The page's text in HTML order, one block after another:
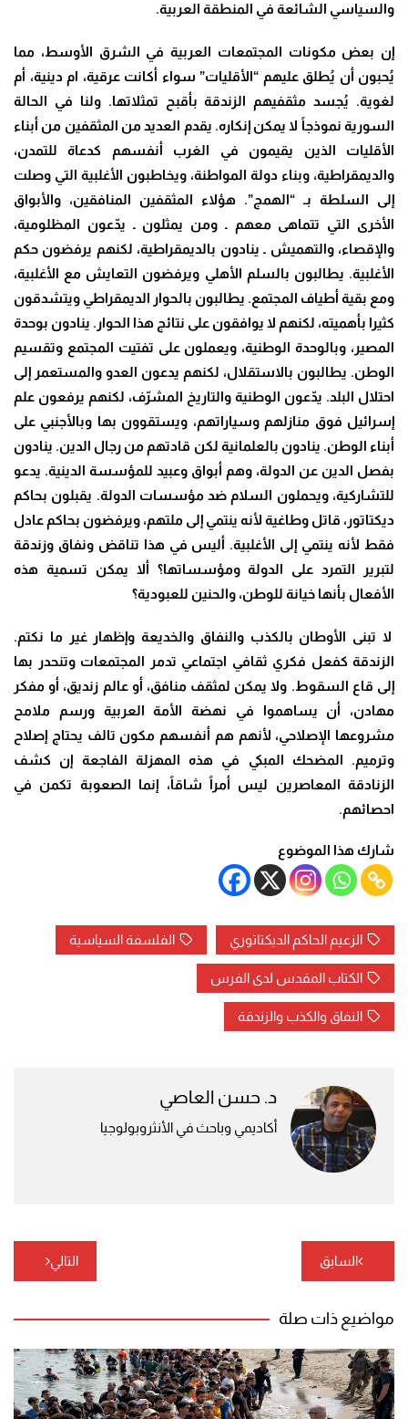
والسياسي الشائعة في المنطقة العربية.
إن بعض مكونات المجتمعات العربية في الشرق الأوسط، مما
يُحبون أن يُطلق عليهم “الأقليات” سواء أكانت عرقية، ام دينية، أم
لغوية. يُجسد مثقفيهم الزندقة بأقبح تمثلاتها. ولنا في الحالة
السورية نموذجاً لا يمكن إنكاره. يقدم العديد من المثقفين من أبناء
الأقليات الذين يقيمون في الغرب أنفسهم كدعاة للتمدن،
والديمقراطية، وبناء دولة المواطنة، ويخاطبون الأغلبية التي وصلت
إلى السلطة بـ “الهمج”. هؤلاء المثقفين المنافقين، والأبواق
الأخرى التي تتماهى معهم ـ ومن يمثلون ـ يدّعون المظلومية،
والإقصاء، والتهميش ـ ينادون بالديمقراطية، لكنهم يرفضون حكم
الأغلبية. يطالبون بالسلم الأهلي ويرفضون التعايش مع الأغلبية،
ومع بقية أطياف المجتمع. يطالبون بالحوار الديمقراطي ويتشدقون
كثيرا بأهميته، لكنهم لا يوافقون على نتائج هذا الحوار. ينادون بوحدة
المصير، وبالوحدة الوطنية، ويعملون على تفتيت المجتمع وتقسيم
الوطن. يطالبون بالاستقلال، لكنهم يدعون العدو والمستعمر إلى
احتلال البلد. يدّعون الوطنية والتاريخ المشرّف، لكنهم يرفعون علم
إسرائيل فوق منازلهم وسياراتهم، ويستقوون بها وبالأجنبي على
أبناء الوطن. ينادون بالعلمانية لكن قادتهم من رجال الدين. ينادون
بفصل الدين عن الدولة، وهم أبواق وعبيد للمؤسسة الدينية. يدعو
للتشاركية، ويحملون السلام ضد مؤسسات الدولة. يقبلون بحاكم
ديكتاتور، قاتل وطاغية لأنه ينتمي إلى ملتهم، ويرفضون بحاكم عادل
فقط لأنه ينتمي إلى الأغلبية. أليس في هذا تناقض ونفاق وزندقة
لتبرير التمرد على الدولة ومؤسساتها؟ ألا يمكن تسمية هذه
الأفعال بأنها خيانة للوطن، والحنين للعبودية؟
لا تبنى الأوطان بالكذب والنفاق والخديعة وإظهار غير ما نكتم.
الزندقة كفعل فكري ثقافي اجتماعي تدمر المجتمعات وتنحدر بها
إلى قاع السقوط. ولا يمكن لمثقف منافق، أو عالم زنديق، أو مفكر
مهادن، أن يساهموا في نهضة الأمة العربية ورسم ملامح
مشروعها الإصلاحي، لأنهم هم أنفسهم مكون تالف يحتاج إصلاح
وترميم. المضحك المبكي في هذه المهزلة الفاجعة إن كشف
الزنادقة المعاصرين ليس أمراً شاقاً، إنما الصعوبة تكمن في
احصائهم.
شارك هذا الموضوع
الزعيم الحاكم الديكتاتوري الفلسفة السياسية
الكتاب المقدس لدى الفرس
النفاق والكذب والزندقة
د. حسن العاصي
أكاديمي وباحث في الأنثروبولوجيا
تصفّح
المقالات
السابق التالي
مواضيع ذات صلة